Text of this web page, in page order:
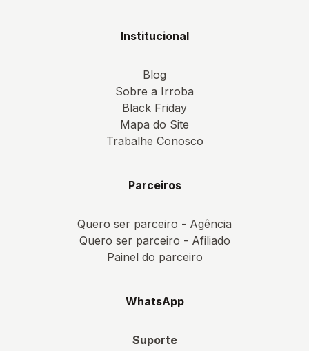
Institucional
Blog
Sobre a Irroba
Black Friday
Mapa do Site
Trabalhe Conosco
Parceiros
Quero ser parceiro - Agência
Quero ser parceiro - Afiliado
Painel do parceiro
WhatsApp
Suporte